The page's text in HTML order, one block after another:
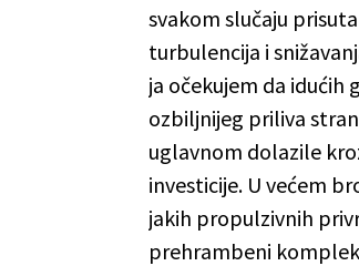
svakom slučaju
turbulencija i
ja očekujem da idućih
ozbiljnijeg priliva
uglavnom dolazile
investicije. U većem
jakih propulzivnih
prehrambeni